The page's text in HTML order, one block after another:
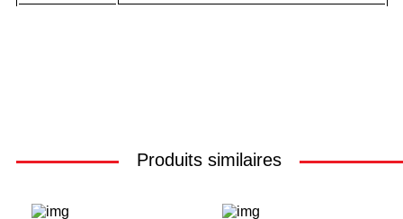
Produits similaires